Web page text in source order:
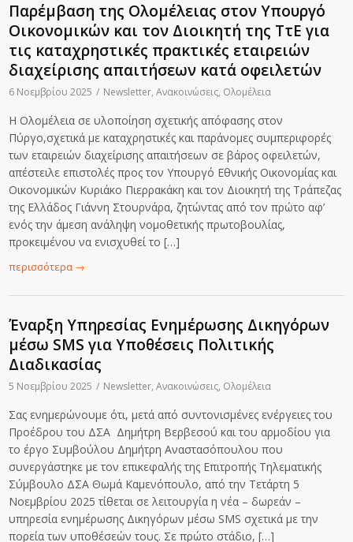
Παρέμβαση της Ολομέλειας στον Υπουργό
Οικονομικών και τον Διοικητή της ΤτΕ για
τις καταχρηστικές πρακτικές εταιρειών
διαχείρισης απαιτήσεων κατά οφειλετών
6 Νοεμβρίου 2025 / Newsletter,Ανακοινώσεις, Ολομέλεια
H Ολομέλεια σε υλοποίηση σχετικής απόφασης στον
Πύργο,σχετικά με καταχρηστικές και παράνομες συμπεριφορές
των εταιρειών διαχείρισης απαιτήσεων σε βάρος οφειλετών,
απέστειλε επιστολές προς τον Υπουργό Εθνικής Οικονομίας και
Οικονομικών Κυριάκο Πιερρακάκη και τον Διοικητή της Τράπεζας
της Ελλάδος Γιάννη Στουρνάρα, ζητώντας από τον πρώτο αφ’
ενός την άμεση ανάληψη νομοθετικής πρωτοβουλίας,
προκειμένου να ενισχυθεί το […]
περισσότερα →
Έναρξη Υπηρεσίας Ενημέρωσης Δικηγόρων
μέσω SMS για Υποθέσεις Πολιτικής
Διαδικασίας
5 Νοεμβρίου 2025 / Newsletter,Ανακοινώσεις, Ολομέλεια
Σας ενημερώνουμε ότι, μετά από συντονισμένες ενέργειες του
Προέδρου του ΔΣΑ Δημήτρη Βερβεσού και του αρμοδίου για
το έργο Συμβούλου Δημήτρη Αναστασόπουλου που
συνεργάστηκε με τον επικεφαλής της Επιτροπής Τηλεματικής
Σύμβουλο ΔΣΑ Θωμά Καμενόπουλο, από την Τετάρτη 5
Νοεμβρίου 2025 τίθεται σε λειτουργία η νέα – δωρεάν –
υπηρεσία ενημέρωσης Δικηγόρων μέσω SMS σχετικά με την
πορεία των υποθέσεών τους. Σε πρώτο στάδιο, […]